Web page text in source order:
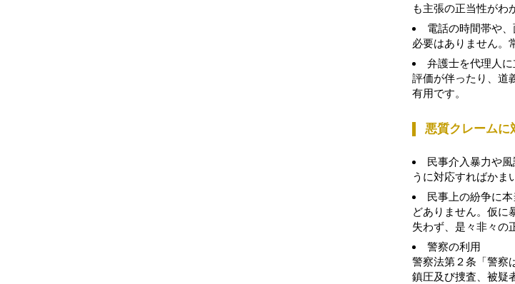
も主張の正当性がわ
電話の時間帯や
必要はありません。
弁護士を代理人
評価が伴ったり、道
有用です。
悪質クレームに
民事介入暴力や
うに対応すればかま
民事上の紛争に
どありません。仮に
失わず、是々非々の
警察の利用
警察法第２条「警察
鎮圧及び捜査、被疑